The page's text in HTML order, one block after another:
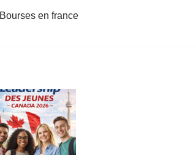
Bourses en france